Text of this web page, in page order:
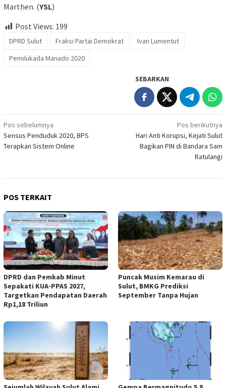
Marthen. (YSL)
Post Views: 199
DPRD Sulut Fraksi Partai Demokrat
Ivan Lumentut
Pemilukada Manado 2020
SEBARKAN
Navigasi
pos
Pos sebelumnya
Sensus Penduduk 2020, BPS
Terapkan Sistem Online
Pos berikutnya
Hari Anti Korupsi, Kejati Sulut
Bagikan PIN di Bandara Sam
Ratulangi
POS TERKAIT
DPRD dan Pemkab Minut
Sepakati KUA-PPAS 2027,
Targetkan Pendapatan Daerah
Rp1,18 Triliun
Puncak Musim Kemarau di
Sulut, BMKG Prediksi
September Tanpa Hujan